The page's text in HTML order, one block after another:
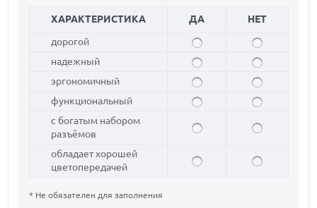
ХАРАКТЕРИСТИКА ДА
НЕТ
дорогой
надежный
эргономичный
функциональный
с богатым набором
разъёмов
обладает хорошей
цветопередачей
* Не обязателен для заполнения